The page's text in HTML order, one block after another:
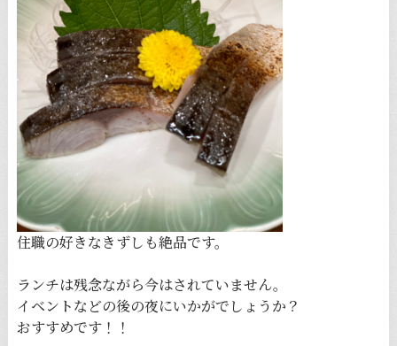
住職の好きなきずしも絶品です。
ランチは残念ながら今はされていません。
イベントなどの後の夜にいかがでしょうか？
おすすめです！！